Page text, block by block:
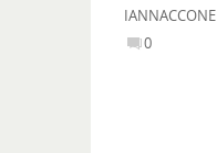
IANNACCONE
0